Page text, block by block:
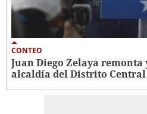
CONTEO
Juan Diego Zelaya remonta
alcaldía del Distrito Central